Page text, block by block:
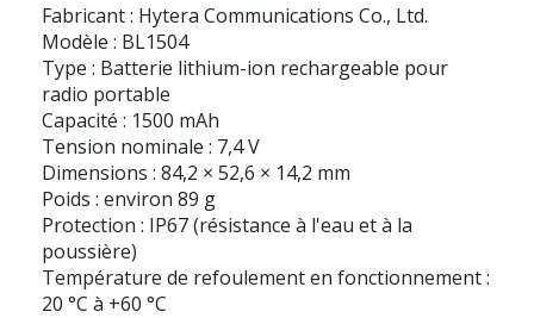
Fabricant : Hytera Communications Co., Ltd.
Modèle : BL1504
Type : Batterie lithium-ion rechargeable pour
radio portable
Capacité : 1500 mAh
Tension nominale : 7,4 V
Dimensions : 84,2 × 52,6 × 14,2 mm
Poids : environ 89 g
Protection : IP67 (résistance à l'eau et à la
poussière)
Température de refoulement en fonctionnement :
20 °C à +60 °C